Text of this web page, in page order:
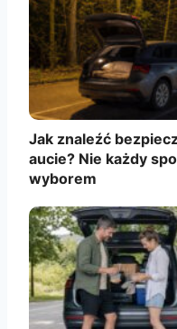
Jak znaleźć
aucie? Nie każdy
wyborem